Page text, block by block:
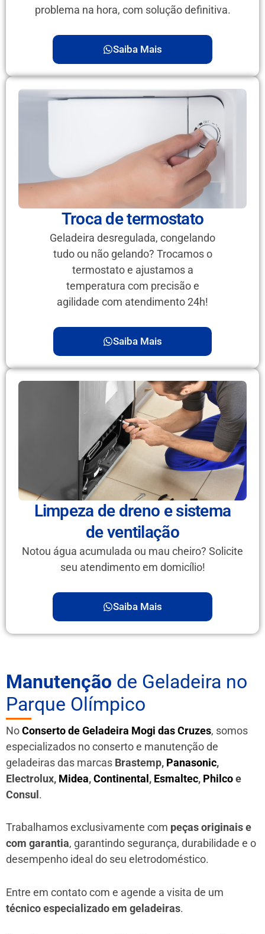
problema na hora, com solução definitiva.
Saiba Mais
Troca de termostato
Geladeira desregulada, congelando
tudo ou não gelando? Trocamos o
termostato e ajustamos a
temperatura com precisão e
agilidade com atendimento 24h!
Saiba Mais
Limpeza de dreno e sistema
de ventilação
Notou água acumulada ou mau cheiro? Solicite
seu atendimento em domicílio!
Saiba Mais
Manutenção de Geladeira no
Parque Olímpico
NoConserto de Geladeira Mogi das Cruzes, somos
especializados no conserto e manutenção de
geladeiras das marcas Brastemp, Panasonic,
Electrolux, Midea,Continental, Esmaltec, Philcoe
Consul.
Trabalhamos exclusivamente com peças originais e
com garantia, garantindo segurança, durabilidade e o
desempenho ideal do seu eletrodoméstico.
Entre em contato com e agende a visita de um
técnico especializado em geladeiras.